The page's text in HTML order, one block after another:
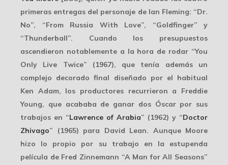
primeras entregas del personaje de Ian Fleming: “Dr.
No”, “From Russia With Love”, “Goldfinger” y
“Thunderball”. Cuando los presupuestos
ascendieron notablemente a la hora de rodar “You
Only Live Twice” (1967), que tenía además un
complejo decorado final diseñado por el habitual
Ken Adam, los productores recurrieron a Freddie
Young, que acababa de ganar dos Óscar por sus
trabajos en “Lawrence of Arabia” (1962) y “Doctor
Zhivago” (1965) para David Lean. Aunque Moore
hizo lo propio por su trabajo en la estupenda
película de Fred Zinnemann “A Man for All Seasons”